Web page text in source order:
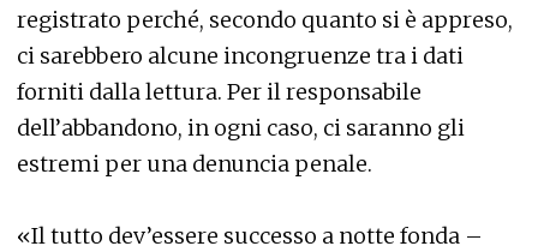
registrato perché, secondo quanto si è appreso,
ci sarebbero alcune incongruenze tra i dati
forniti dalla lettura. Per il responsabile
dell’abbandono, in ogni caso, ci saranno gli
estremi per una denuncia penale.
«Il tutto dev’essere successo a notte fonda –